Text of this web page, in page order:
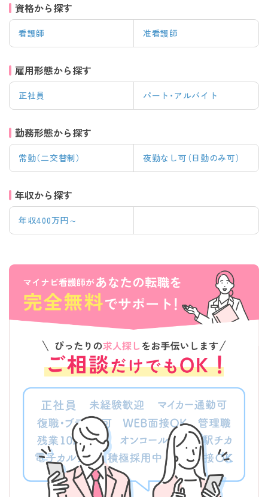
資格から探す
看護師 准看護師
雇用形態から探す
正社員 パート・アルバイト
勤務形態から探す
常勤（二交替制） 夜勤なし可（日勤のみ可）
年収から探す
年収400万円～